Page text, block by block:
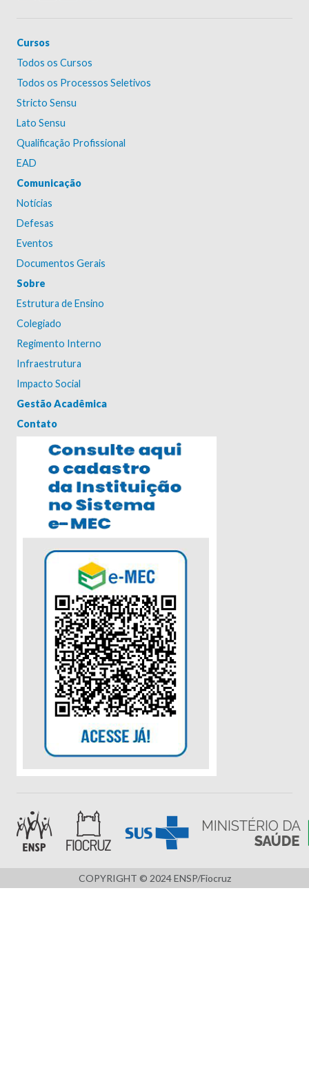
Cursos
Todos os Cursos
Todos os Processos Seletivos
Stricto Sensu
Lato Sensu
Qualificação Profissional
EAD
Comunicação
Notícias
Defesas
Eventos
Documentos Gerais
Sobre
Estrutura de Ensino
Colegiado
Regimento Interno
Infraestrutura
Impacto Social
Gestão Acadêmica
Contato
COPYRIGHT © 2024 ENSP/Fiocruz